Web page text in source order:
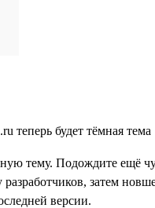
тему. Подождите ещё
затем
версии.